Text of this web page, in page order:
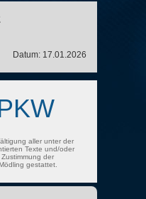
Datum: 17.01.2026
aller unter der
Texte und/oder
der
gestattet.